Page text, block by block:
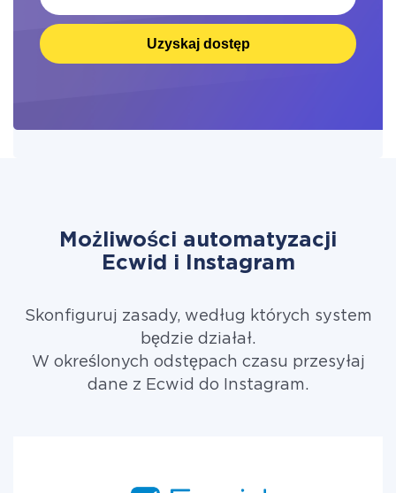
Uzyskaj dostęp
Możliwości automatyzacji
Ecwid i Instagram
Skonfiguruj zasady, według których system
będzie działał.
W określonych odstępach czasu przesyłaj
dane z Ecwid do Instagram.